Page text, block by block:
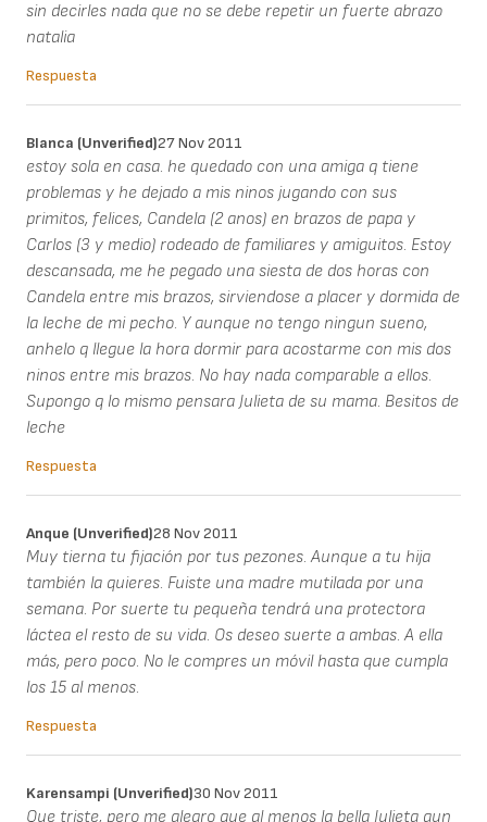
sin decirles nada que no se debe repetir un fuerte abrazo
natalia
Respuesta
Blanca (unverified)27 Nov 2011
estoy sola en casa. he quedado con una amiga q tiene
problemas y he dejado a mis ninos jugando con sus
primitos, felices, Candela (2 anos) en brazos de papa y
Carlos (3 y medio) rodeado de familiares y amiguitos. Estoy
descansada, me he pegado una siesta de dos horas con
Candela entre mis brazos, sirviendose a placer y dormida de
la leche de mi pecho. Y aunque no tengo ningun sueno,
anhelo q llegue la hora dormir para acostarme con mis dos
ninos entre mis brazos. No hay nada comparable a ellos.
Supongo q lo mismo pensara Julieta de su mama. Besitos de
leche
Respuesta
Anque (unverified)28 Nov 2011
Muy tierna tu fijación por tus pezones. Aunque a tu hija
también la quieres. Fuiste una madre mutilada por una
semana. Por suerte tu pequeña tendrá una protectora
láctea el resto de su vida. Os deseo suerte a ambas. A ella
más, pero poco. No le compres un móvil hasta que cumpla
los 15 al menos.
Respuesta
Karensampi (unverified)30 Nov 2011
Que triste, pero me alegro que al menos la bella Julieta aun